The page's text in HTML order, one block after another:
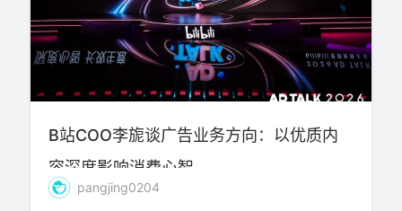
B站COO李旎谈广告业务方向：以优质内
容深度影响消费心智
pangjing0204